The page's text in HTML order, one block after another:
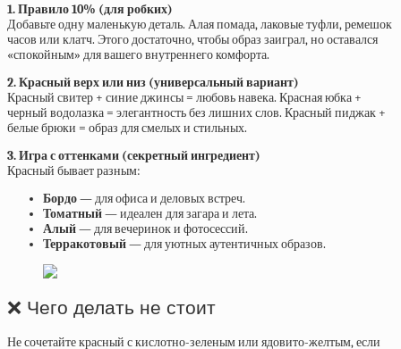
1. Правило 10% (для робких)
Добавьте одну маленькую деталь. Алая помада, лаковые туфли, ремешок
часов или клатч. Этого достаточно, чтобы образ заиграл, но оставался
«спокойным» для вашего внутреннего комфорта.
2. Красный верх или низ (универсальный вариант)
Красный свитер + синие джинсы = любовь навека. Красная юбка +
черный водолазка = элегантность без лишних слов. Красный пиджак +
белые брюки = образ для смелых и стильных.
3. Игра с оттенками (секретный ингредиент)
Красный бывает разным:
Бордо— для офиса и деловых встреч.
Томатный— идеален для загара и лета.
Алый— для вечеринок и фотосессий.
Терракотовый— для уютных аутентичных образов.
❌ Чего делать не стоит
Не сочетайте красный с кислотно-зеленым или ядовито-желтым, если